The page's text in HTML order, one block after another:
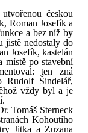
českou
Roman Josefík a
a bez níž by
jistě nedostaly do
Josefík, kastelán
místě po stavební
ten zná
Rudolf Šindelář,
vždy byl a je
Tomáš Sterneck
Kohoutího
Jitka a Zuzana